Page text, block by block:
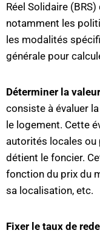
Réel Solidaire
notamment les
les modalités
générale pour
Déterminer la
consiste à évaluer
le logement. Cette
autorités locales ou
détient le foncier.
fonction du prix du
sa localisation, etc.
Fixer le taux de